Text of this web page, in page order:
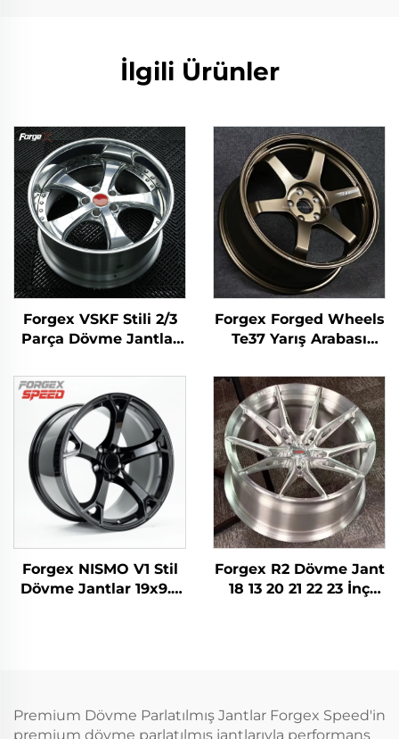
İlgili Ürünler
Forgex VSKF Stili 2/3
Parça Dövme Jantlar
Dudağında Parlak
5x114.3 Lexus IS300
Nissan 350Z 370Z
GS300 S13 R32 İçin
Forgex Forged Wheels
Te37 Yarış Arabası
5x114.3 Alüminyum
Özel Dövme Jantlar
Nissan 370Z 350Z
Toyota Honda için
Forgex NISMO V1 Stil
Dövme Jantlar 19x9.5
Forgex R2 Dövme Jant
18 13 20 21 22 23 İnç
Premium Dövme Parlatılmış Jantlar Forgex Speed'in
premium dövme parlatılmış jantlarıyla performans